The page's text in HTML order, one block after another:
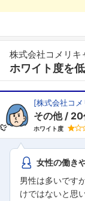
株式会社コメリキ
ホワイト度を
[株式会社コ
その他 20
ホワイト度
女性の働き
男性は多いです
けではないと思